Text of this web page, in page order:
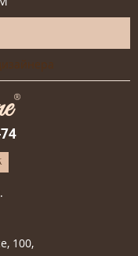
100,